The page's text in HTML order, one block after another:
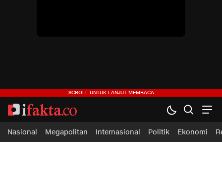
Nasional Megapolitan Internasional Politik Ekonomi